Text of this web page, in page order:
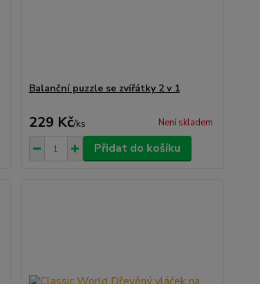
Balanční puzzle se zvířátky 2 v 1
229 Kč/ks Není skladem
Přidat do košíku